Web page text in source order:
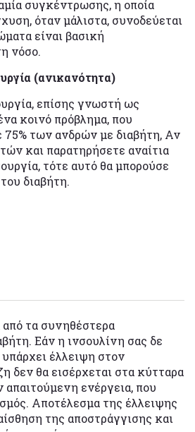
συγκέντρωσης, η οποία
όταν μάλιστα, συνοδεύεται
είναι βασική
νόσο.
(ανικανότητα)
επίσης γνωστή ως
κοινό πρόβλημα, που
75% των ανδρών με διαβήτη, Αν
και παρατηρήσετε αναίτια
τότε αυτό θα μπορούσε
διαβήτη.
τα συνηθέστερα
Εάν η ινσουλίνη σας δε
έλλειψη στον
δεν θα εισέρχεται στα κύτταρα
απαιτούμενη ενέργεια, που
Αποτέλεσμα της έλλειψης
της αποστράγγισης και